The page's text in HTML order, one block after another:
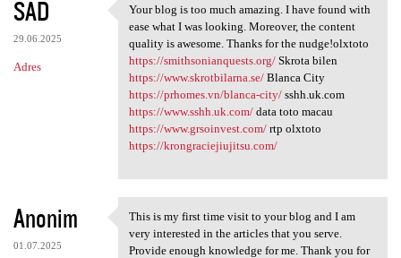
SAD
29.06.2025
Adres
Your blog is too much amazing
Your blog is too much amazing. I have found with
ease what I was looking. Moreover, the content
quality is awesome. Thanks for the nudge!olxtoto
https://smithsonianquests.org/Skrota bilen
https://www.skrotbilarna.se/Blanca City
https://prhomes.vn/blanca-city/sshh.uk.com
https://www.sshh.uk.com/data toto macau
https://www.grsoinvest.com/rtp olxtoto
https://krongraciejiujitsu.com/
Anonim
01.07.2025
This is my first time visit
This is my first time visit to your blog and I am
very interested in the articles that you serve.
Provide enough knowledge for me. Thank you for